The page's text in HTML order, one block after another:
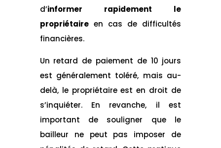
d’informer rapidement le
propriétaireen cas de difficultés
financières.
Un retard de paiement de 10 jours
est généralement toléré, mais au-
delà, le propriétaire est en droit de
s’inquiéter. En revanche, il est
important de souligner que le
bailleur ne peut pas imposer de